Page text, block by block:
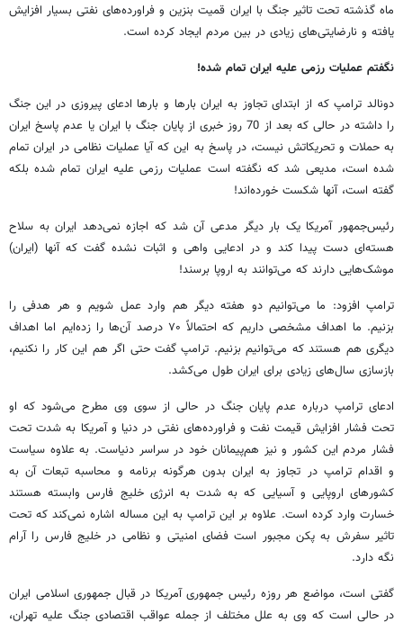
ماه گذشته تحت تاثیر جنگ با ایران قمیت‌ بنزین و فراورده‌های نفتی بسیار افزایش
یافته و نارضایتی‌های زیادی در بین مردم ایجاد کرده است.
نگفتم عملیات رزمی علیه ایران تمام شده!
دونالد ترامپ که از ابتدای تجاوز به ایران بارها و بارها ادعای پیروزی در این جنگ
را داشته در حالی که بعد از 70 روز خبری از پایان جنگ با ایران یا عدم پاسخ ایران
به حملات و تحریکاتش نیست، در پاسخ به این که آیا عملیات نظامی در ایران تمام
شده است، مدیعی شد که نگفته است عملیات رزمی علیه ایران تمام شده بلکه
گفته است، آنها شکست خورده‌اند!
رئیس‌جمهور آمریکا یک بار دیگر مدعی آن شد که اجازه نمی‌دهد ایران به سلاح
هسته‌ای دست پیدا کند و در ادعایی واهی و اثبات نشده گفت که آنها (ایران)
موشک‌هایی دارند که می‌توانند به اروپا برسند!
ترامپ افزود: ما می‌توانیم دو هفته دیگر هم وارد عمل شویم و هر هدفی را
بزنیم. ما اهداف مشخصی داریم که احتمالاً ۷۰ درصد آن‌ها را زده‌ایم اما اهداف
دیگری هم هستند که می‌توانیم بزنیم. ترامپ گفت حتی اگر هم این کار را نکنیم،
بازسازی سال‌های زیادی برای ایران طول می‌کشد.
ادعای ترامپ درباره عدم پایان جنگ در حالی از سوی وی مطرح می‌شود که او
تحت فشار افزایش قیمت نفت و فراورده‌های نفتی در دنیا و آمریکا به شدت تحت
فشار مردم این کشور و نیز هم‌پیمانان خود در سراسر دنیاست. به علاوه سیاست
و اقدام ترامپ در تجاوز به ایران بدون هرگونه برنامه و محاسبه تبعات آن به
کشورهای اروپایی و آسیایی که به شدت به انرژی خلیج فارس وابسته هستند
خسارت وارد کرده است. علاوه بر این ترامپ به این مساله اشاره نمی‌کند که تحت
تاثیر سفرش به پکن مجبور است فضای امنیتی و نظامی در خلیج فارس را آرام
نگه دارد.
گفتی است، مواضع هر روزه رئیس جمهوری آمریکا در قبال جمهوری اسلامی ایران
در حالی است که وی به علل مختلف از جمله عواقب اقتصادی جنگ علیه تهران،